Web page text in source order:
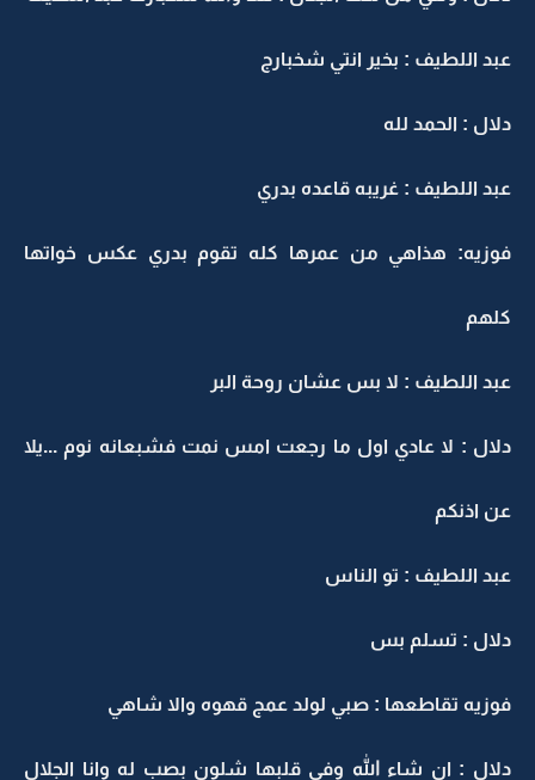
عبد اللطيف : بخير انتي شخبارج
دلال : الحمد لله
عبد اللطيف : غريبه قاعده بدري
فوزيه: هذاهي من عمرها كله تقوم بدري عكس خواتها
كلهم
عبد اللطيف : لا بس عشان روحة البر
دلال : لا عادي اول ما رجعت امس نمت فشبعانه نوم ...يلا
عن اذنكم
عبد اللطيف : تو الناس
دلال : تسلم بس
فوزيه تقاطعها : صبي لولد عمج قهوه والا شاهي
دلال : ان شاء الله وفي قلبها شلون بصب له وانا الجلال